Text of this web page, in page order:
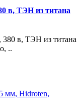
в, ТЭН из титана
380 в, ТЭН из титана
..